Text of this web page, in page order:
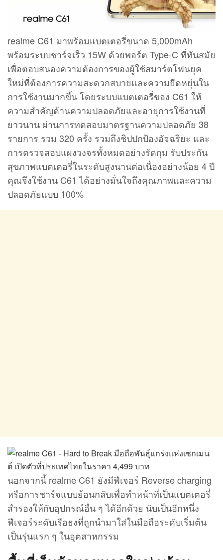
realme C61 มาพร้อมแบตเตอรี่ขนาด 5,000mAh
พร้อมระบบชาร์จเร็ว 15W ด้วยพอร์ต Type-C ที่ทันสมัย
เพื่อตอบสนองความต้องการของผู้ใช้สมาร์ตโฟนยุค
ใหม่ที่ต้องการความสะดวกสบายและความยืดหยุ่นใน
การใช้งานมากขึ้น โดยระบบแบตเตอรี่ของ C61 ให้
ความสำคัญด้านความปลอดภัยและอายุการใช้งานที่
ยาวนาน ผ่านการทดสอบมาตรฐานความปลอดภัย 38
รายการ รวม 320 ครั้ง รวมถึงชิปปกป้องอัจฉริยะ และ
การตรวจสอบแผงวงจรทั้งหมดอย่างรัดกุม รับประกัน
สุขภาพแบตเตอรี่ในระดับสูงนานต่อเนื่องอย่างน้อย 4 ปี
คุณจึงใช้งาน C61 ได้อย่างมั่นใจถึงคุณภาพและความ
ปลอดภัยแบบ 100%
นอกจากนี้ realme C61 ยังมีฟีเจอร์ Reverse charging
หรือการชาร์จแบบย้อนกลับเพื่อทำหน้าที่เป็นแบตเตอรี่
สำรองให้กับอุปกรณ์อื่น ๆ ได้อีกด้วย นับเป็นอีกหนึ่ง
ฟีเจอร์ระดับเรือธงที่ถูกนำมาใส่ในมือถือระดับเริ่มต้น
เป็นรุ่นแรก ๆ ในอุตสาหกรรม